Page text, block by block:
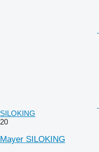
SILOKING
20
Mayer SILOKING